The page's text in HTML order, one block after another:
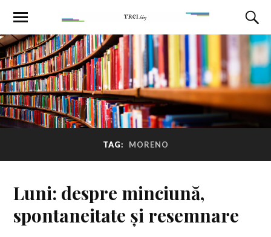
TAG: MORENO
Luni: despre minciună,
spontaneitate și resemnare